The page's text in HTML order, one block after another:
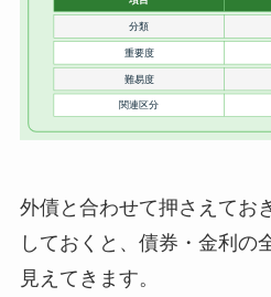
外債と合わせて押さえてお
しておくと、債券・金利の
見えてきます。